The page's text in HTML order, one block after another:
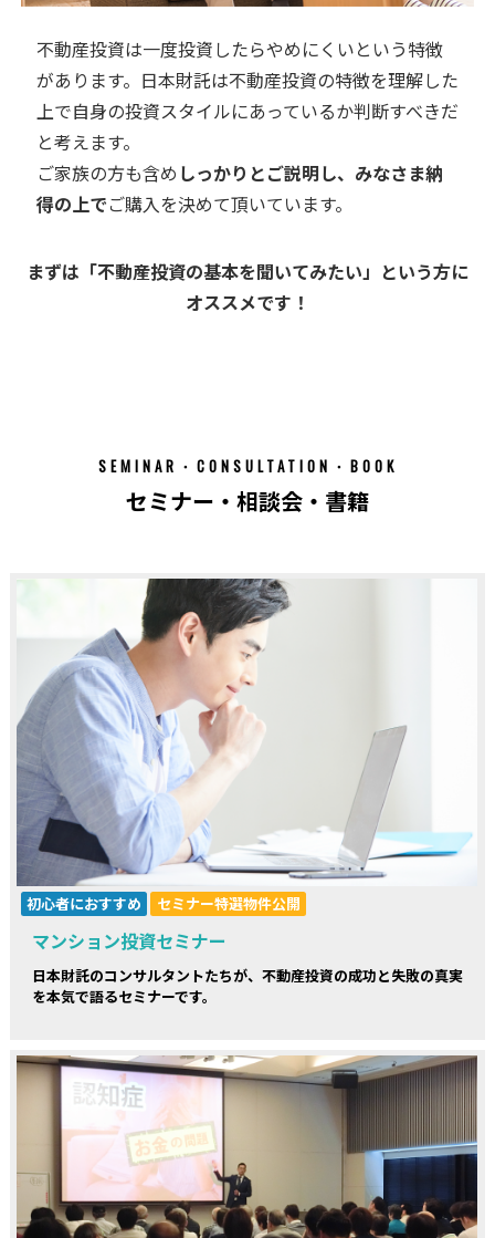
不動産投資は一度投資したらやめにくいという特徴
があります。日本財託は不動産投資の特徴を理解した
上で自身の投資スタイルにあっているか判断すべきだ
と考えます。
ご家族の方も含め しっかりとご説明し、みなさま納
得の上でご購入を決めて頂いています。
まずは「不動産投資の基本を聞いてみたい」という方に
オススメです！
SEMINAR・CONSULTATION・BOOK
セミナー・相談会・書籍
初心者におすすめ セミナー特選物件公開
マンション投資セミナー
日本財託のコンサルタントたちが、不動産投資の成功と失敗の真実
を本気で語るセミナーです。